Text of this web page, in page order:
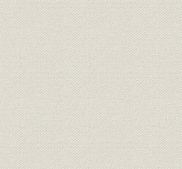
8 材料評価・シミュレーション
第3章 工業デザイン
1 デザインの変遷
2 当社におけるデザインの変遷
3 デザインの活動
4 重電製品のデザイン